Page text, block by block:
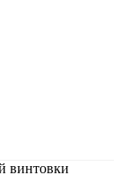
винтовки